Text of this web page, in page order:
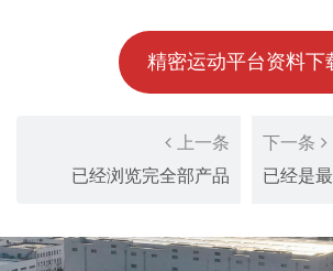
精密运动平台资料下
上一条
已经浏览完全部产品
下一条
已经是